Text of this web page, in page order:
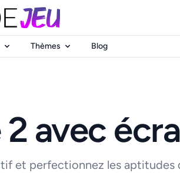
Thèmes Blog
avec
et perfectionnez les aptitudes